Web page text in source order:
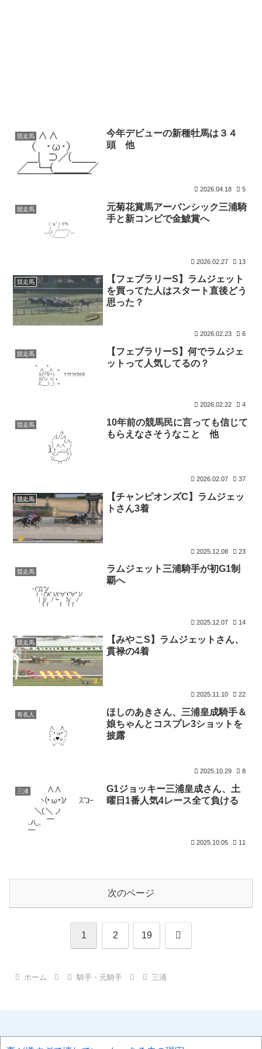
競走馬
今年デビューの新種牡馬は３４
頭 他
2026.04.18 5
競走馬
元菊花賞馬アーバンシック三浦騎
手と新コンビで金鯱賞へ
2026.02.27 13
競走馬
【フェブラリーS】ラムジェット
を買ってた人はスタート直後どう
思った？
2026.02.23 6
競走馬
【フェブラリーS】何でラムジェ
ットって人気してるの？
2026.02.22 4
競走馬
10年前の競馬民に言っても信じて
もらえなさそうなこと 他
2026.02.07 37
競走馬
【チャンピオンズC】ラムジェッ
トさん3着
2025.12.08 23
競走馬
ラムジェット三浦騎手が初G1制
覇へ
2025.12.07 14
競走馬
【みやこS】ラムジェットさん、
貫禄の4着
2025.11.10 22
有名人
ほしのあきさん、三浦皇成騎手＆
娘ちゃんとコスプレ3ショットを
披露
2025.10.29 8
三浦
G1ジョッキー三浦皇成さん、土
曜日1番人気4レース全て負ける
2025.10.05 11
次のページ
1 2 19 次
ホーム 騎手・元騎手 三浦